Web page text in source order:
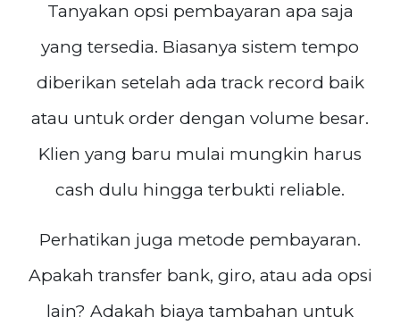
Tanyakan opsi pembayaran apa saja
yang tersedia. Biasanya sistem tempo
diberikan setelah ada track record baik
atau untuk order dengan volume besar.
Klien yang baru mulai mungkin harus
cash dulu hingga terbukti reliable.
Perhatikan juga metode pembayaran.
Apakah transfer bank, giro, atau ada opsi
lain? Adakah biaya tambahan untuk